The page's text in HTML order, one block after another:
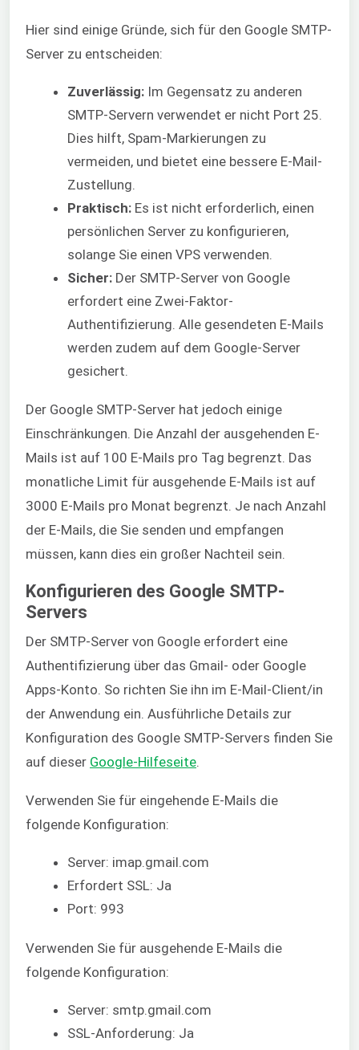
Hier sind einige Gründe, sich für den Google SMTP-
Server zu entscheiden:
Zuverlässig: Im Gegensatz zu anderen
SMTP-Servern verwendet er nicht Port 25.
Dies hilft, Spam-Markierungen zu
vermeiden, und bietet eine bessere E-Mail-
Zustellung.
Praktisch: Es ist nicht erforderlich, einen
persönlichen Server zu konfigurieren,
solange Sie einen VPS verwenden.
Sicher: Der SMTP-Server von Google
erfordert eine Zwei-Faktor-
Authentifizierung. Alle gesendeten E-Mails
werden zudem auf dem Google-Server
gesichert.
Der Google SMTP-Server hat jedoch einige
Einschränkungen. Die Anzahl der ausgehenden E-
Mails ist auf 100 E-Mails pro Tag begrenzt. Das
monatliche Limit für ausgehende E-Mails ist auf
3000 E-Mails pro Monat begrenzt. Je nach Anzahl
der E-Mails, die Sie senden und empfangen
müssen, kann dies ein großer Nachteil sein.
Konfigurieren des Google SMTP-
Servers
Der SMTP-Server von Google erfordert eine
Authentifizierung über das Gmail- oder Google
Apps-Konto. So richten Sie ihn im E-Mail-Client/in
der Anwendung ein. Ausführliche Details zur
Konfiguration des Google SMTP-Servers finden Sie
auf dieser Google-Hilfeseite
Verwenden Sie für eingehende E-Mails die
folgende Konfiguration:
Server: imap.gmail.com
Erfordert SSL: Ja
Port: 993
Verwenden Sie für ausgehende E-Mails die
folgende Konfiguration:
Server: smtp.gmail.com
SSL-Anforderung: Ja